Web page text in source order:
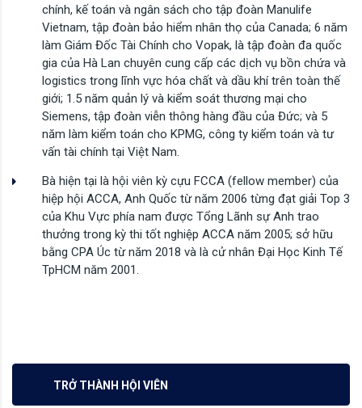
chính, kế toán và ngân sách cho tập đoàn Manulife
Vietnam, tập đoàn bảo hiểm nhân thọ của Canada; 6 năm
làm Giám Đốc Tài Chính cho Vopak, là tập đoàn đa quốc
gia của Hà Lan chuyên cung cấp các dịch vụ bồn chứa và
logistics trong lĩnh vực hóa chất và dầu khí trên toàn thế
giới; 1.5 năm quản lý và kiểm soát thương mại cho
Siemens, tập đoàn viễn thông hàng đầu của Đức; và 5
năm làm kiểm toán cho KPMG, công ty kiểm toán và tư
vấn tài chính tại Việt Nam.
Bà hiện tại là hội viên kỳ cựu FCCA (fellow member) của
hiệp hội ACCA, Anh Quốc từ năm 2006 từng đạt giải Top 3
của Khu Vực phía nam được Tổng Lãnh sự Anh trao
thưởng trong kỳ thi tốt nghiệp ACCA năm 2005; sở hữu
bằng CPA Úc từ năm 2018 và là cử nhân Đại Học Kinh Tế
TpHCM năm 2001.
TRỞ THÀNH HỘI VIÊN